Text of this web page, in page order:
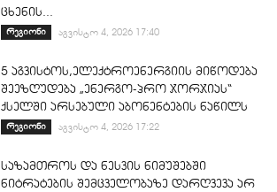
ცხენის...
რეგიონი აგვისტო 4, 2026 17:40
5 აგვისტოს,ელექტროენერგიის მიწოდება
შეეზღუდება „ენერგო-პრო ჯორჯიას“
ქსელში არსებული აბონენტების ნაწილს
რეგიონი აგვისტო 4, 2026 17:22
საზამთროს და ნესვის ნიმუშებში
ნიტრატების შემცველობაზე დარღვევა არ